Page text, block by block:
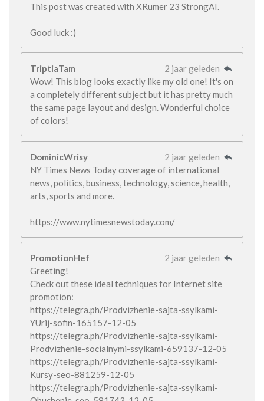
This post was created with XRumer 23 StrongAI.
Good luck :)
TriptiaTam
2 jaar geleden
Wow! This blog looks exactly like my old one! It's on
a completely different subject but it has pretty much
the same page layout and design. Wonderful choice
of colors!
DominicWrisy
2 jaar geleden
NY Times News Today coverage of international
news, politics, business, technology, science, health,
arts, sports and more.
https://www.nytimesnewstoday.com/
PromotionHef
2 jaar geleden
Greeting!
Check out these ideal techniques for Internet site
promotion:
https://telegra.ph/Prodvizhenie-sajta-ssylkami-
YUrij-sofin-165157-12-05
https://telegra.ph/Prodvizhenie-sajta-ssylkami-
Prodvizhenie-socialnymi-ssylkami-659137-12-05
https://telegra.ph/Prodvizhenie-sajta-ssylkami-
Kursy-seo-881259-12-05
https://telegra.ph/Prodvizhenie-sajta-ssylkami-